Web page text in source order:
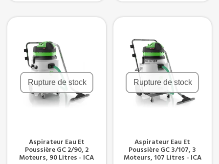
Rupture de stock
Aspirateur Eau Et
Poussière GC 2/90, 2
Moteurs, 90 Litres - ICA
Rupture de stock
Aspirateur Eau Et
Poussière GC 3/107, 3
Moteurs, 107 Litres - ICA